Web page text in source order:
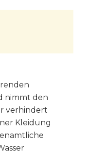
nimmt den
verhindert
Kleidung